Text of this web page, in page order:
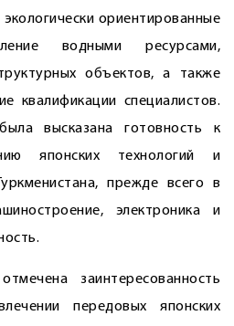
ориентированные
водными ресурсами,
объектов, а также
квалификации специалистов.
высказана готовность к
японских технологий и
прежде всего в
электроника и
заинтересованность
передовых японских